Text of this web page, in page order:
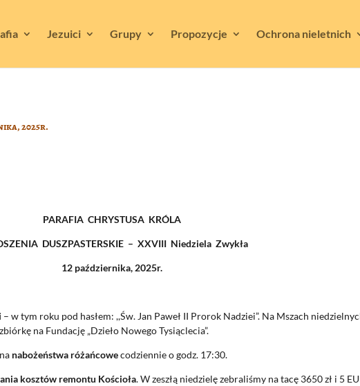
Jezuici Grupy Propozycje Ochrona nieletnich
2025r.
PARAFIA CHRYSTUSA KRÓLA
DUSZPASTERSKIE – XXVIII Niedziela Zwykła
12 października, 2025r.
– w tym roku pod hasłem: ,,Św. Jan Paweł II Prorok Nadziei”. Na Mszach
na Fundację „Dzieło Nowego Tysiąclecia”.
nabożeństwa różańcowecodziennie o godz. 17:30.
kosztów remontu Kościoła. W zeszłą niedzielę zebraliśmy na tacę 3650 zł i 5